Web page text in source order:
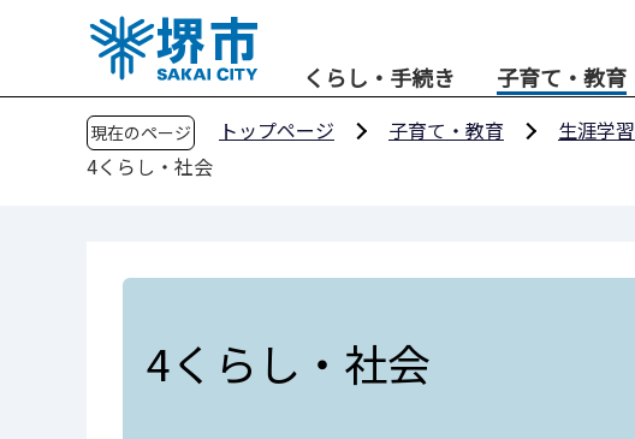
くらし・手続き 子育て・教育
現在のページ トップページ 子育て・教育 生涯学習
4くらし・社会
4くらし・社会